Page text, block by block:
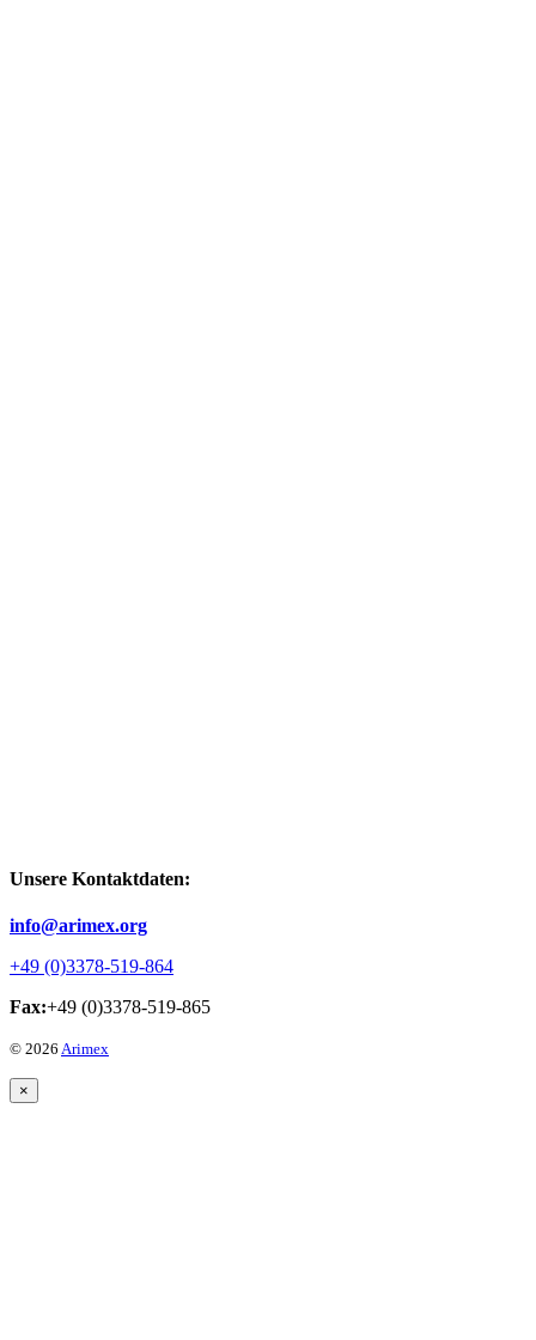
Unsere Kontaktdaten:
info@arimex.org
+49 (0)3378-519-864
Fax:+49 (0)3378-519-865
© 2026 Arimex
×